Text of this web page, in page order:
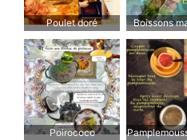
Poulet doré
Boissons
Chaudes
et surtout
Poirococo